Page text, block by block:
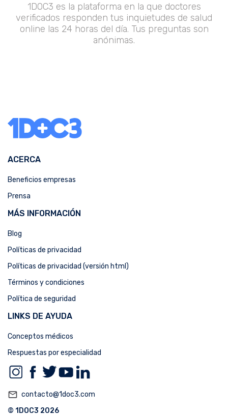
1DOC3 es la plataforma en la que doctores
verificados responden tus inquietudes de salud
online las 24 horas del día. Tus preguntas son
anónimas.
ACERCA
Beneficios empresas
Prensa
MÁS INFORMACIÓN
Blog
Políticas de privacidad
Políticas de privacidad (versión html)
Términos y condiciones
Política de seguridad
LINKS DE AYUDA
Conceptos médicos
Respuestas por especialidad
mail_outline contacto@1doc3.com
© 1DOC3 2026